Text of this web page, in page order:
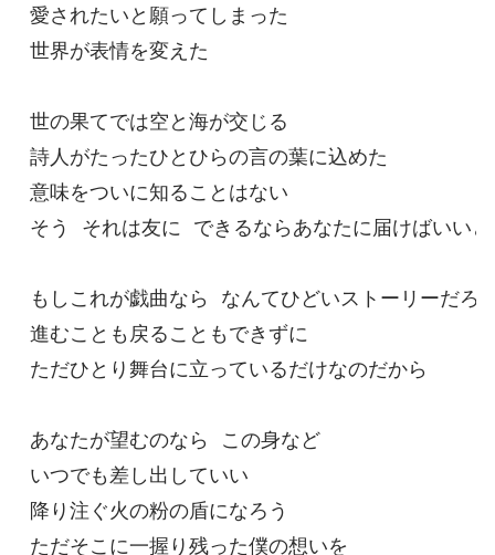
愛されたいと願ってしまった
世界が表情を変えた
世の果てでは空と海が交じる
詩人がたったひとひらの言の葉に込めた
意味をついに知ることはない
そう それは友に できるならあなたに届けばいい
もしこれが戯曲なら なんてひどいストーリーだろ
進むことも戻ることもできずに
ただひとり舞台に立っているだけなのだから
あなたが望むのなら この身など
いつでも差し出していい
降り注ぐ火の粉の盾になろう
ただそこに一握り残った僕の想いを